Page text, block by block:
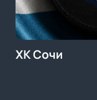
ХК Сочи